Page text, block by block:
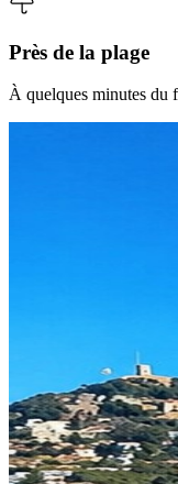
Près de la plage
À quelques minutes du